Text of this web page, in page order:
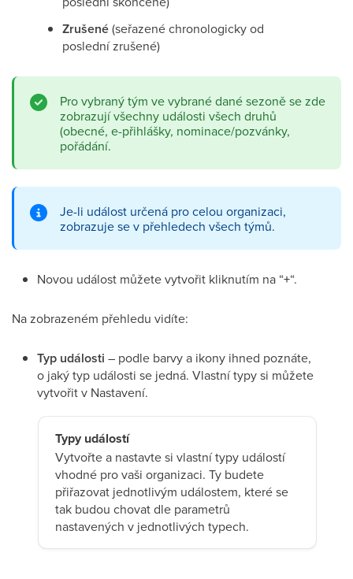
Zrušené(seřazené chronologicky od
poslední zrušené)
Pro vybraný tým ve vybrané dané sezoně se zde
zobrazují všechny události všech druhů
(obecné, e-přihlášky, nominace/pozvánky,
pořádání.
Je-li událost určená pro celou organizaci,
zobrazuje se v přehledech všech týmů.
Novou událost můžete vytvořit kliknutím na “+“.
Na zobrazeném přehledu vidíte:
Typ události – podle barvy a ikony ihned poznáte,
o jaký typ události se jedná. Vlastní typy si můžete
vytvořit v Nastavení.
Typy událostí
Vytvořte a nastavte si vlastní typy událostí
vhodné pro vaši organizaci. Ty budete
přiřazovat jednotlivým událostem, které se
tak budou chovat dle parametrů
nastavených v jednotlivých typech.